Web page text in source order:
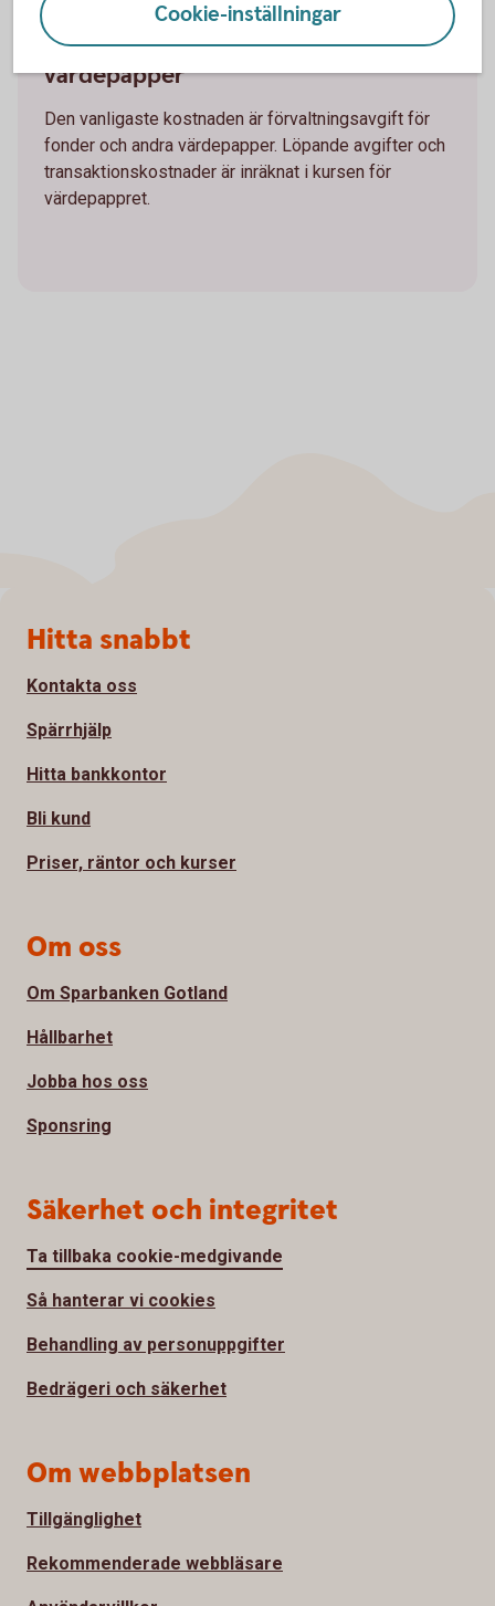
Kostnader för fonder och andra
värdepapper
Den vanligaste kostnaden är förvaltningsavgift för
fonder och andra värdepapper. Löpande avgifter och
transaktionskostnader är inräknat i kursen för
värdepappret.
Cookie-inställningar
Sidfot
Hitta snabbt
Kontakta oss
Spärrhjälp
Hitta bankkontor
Bli kund
Priser, räntor och kurser
Om oss
Om Sparbanken Gotland
Hållbarhet
Jobba hos oss
Sponsring
Säkerhet och integritet
Ta tillbaka cookie-medgivande
Så hanterar vi cookies
Behandling av personuppgifter
Bedrägeri och säkerhet
Om webbplatsen
Tillgänglighet
Rekommenderade webbläsare